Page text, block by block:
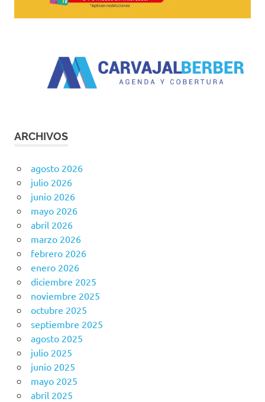
ARCHIVOS
agosto 2026
julio 2026
junio 2026
mayo 2026
abril 2026
marzo 2026
febrero 2026
enero 2026
diciembre 2025
noviembre 2025
octubre 2025
septiembre 2025
agosto 2025
julio 2025
junio 2025
mayo 2025
abril 2025